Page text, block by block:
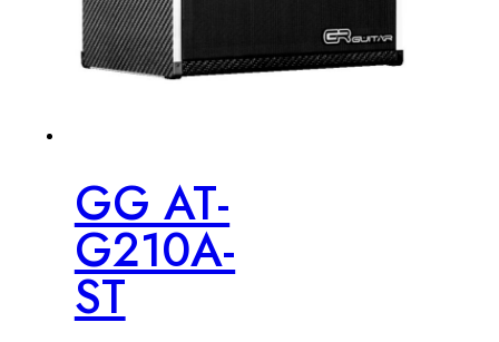
GG AT-
G210A-
ST